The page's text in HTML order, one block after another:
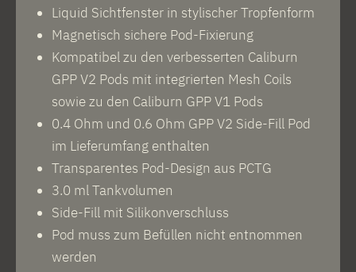
Liquid Sichtfenster in stylischer Tropfenform
Magnetisch sichere Pod-Fixierung
Kompatibel zu den verbesserten Caliburn
GPP V2 Pods mit integrierten Mesh Coils
sowie zu den Caliburn GPP V1 Pods
0.4 Ohm und 0.6 Ohm GPP V2 Side-Fill Pod
im Lieferumfang enthalten
Transparentes Pod-Design aus PCTG
3.0 ml Tankvolumen
Side-Fill mit Silikonverschluss
Pod muss zum Befüllen nicht entnommen
werden